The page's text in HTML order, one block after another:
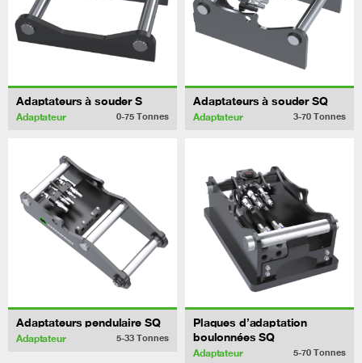
Adaptateurs à souder S
Adaptateur 0-75 Tonnes
Adaptateurs à souder SQ
Adaptateur 3-70 Tonnes
Adaptateurs pendulaire SQ
Adaptateur 5-33 Tonnes
Plaques d’adaptation
boulonnées SQ
Adaptateur 5-70 Tonnes